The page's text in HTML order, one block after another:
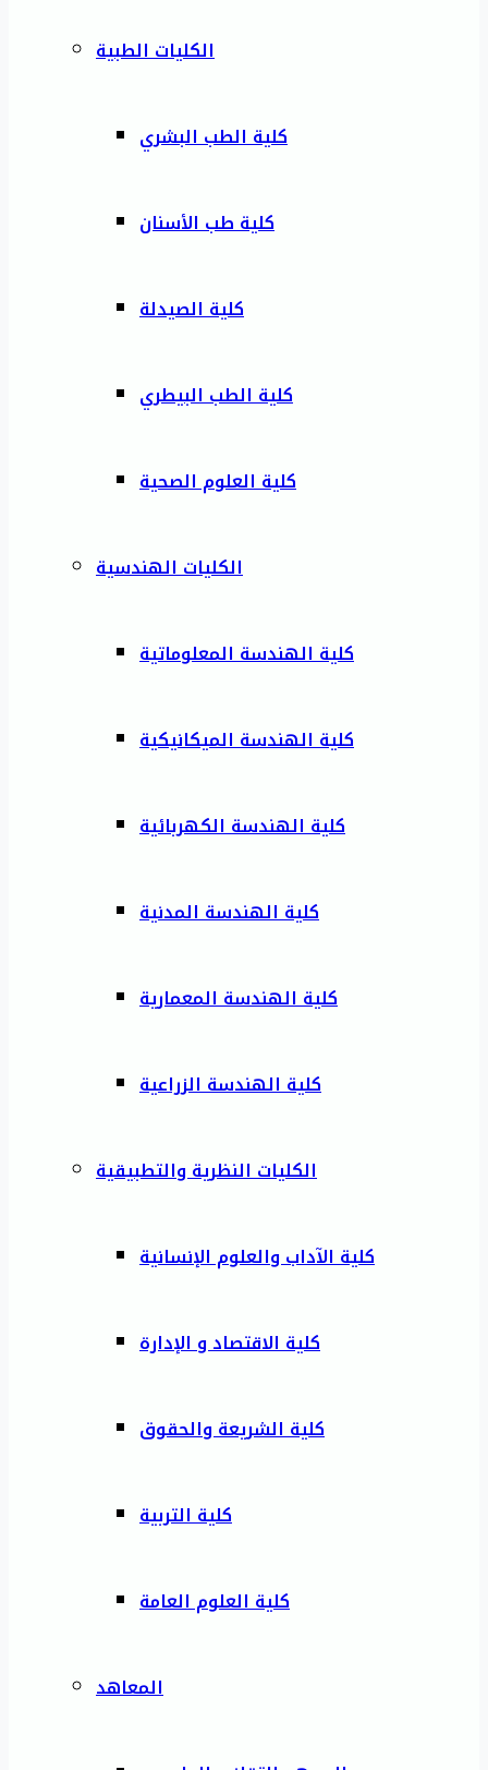
الكليات الطبية
كلية الطب البشري
كلية طب الأسنان
كلية الصيدلة
كلية الطب البيطري
كلية العلوم الصحية
الكليات الهندسية
كلية الهندسة المعلوماتية
كلية الهندسة الميكانيكية
كلية الهندسة الكهربائية
كلية الهندسة المدنية
كلية الهندسة المعمارية
كلية الهندسة الزراعية
الكليات النظرية والتطبيقية
كلية الآداب والعلوم الإنسانية
كلية الاقتصاد و الإدارة
كلية الشريعة والحقوق
كلية التربية
كلية العلوم العامة
المعاهد